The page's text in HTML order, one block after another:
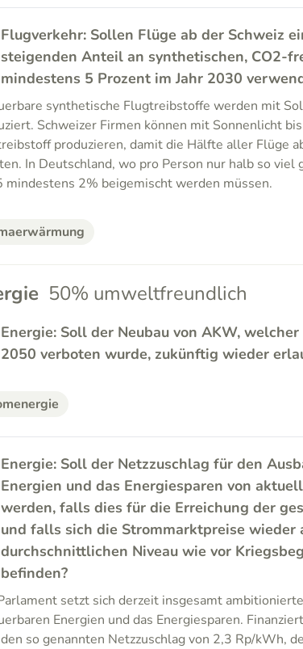
Flugverkehr: Sollen Flüge ab der Schweiz
steigenden Anteil an synthetischen, CO2-
mindestens 5 Prozent im Jahr 2030
synthetische Flugtreibstoffe werden mit
Schweizer Firmen können mit Sonnenlicht
produzieren, damit die Hälfte aller Flüge
In Deutschland, wo pro Person nur halb so
mindestens 2% beigemischt werden müssen.
50% umweltfreundlich
Energie: Soll der Neubau von AKW,
2050 verboten wurde, zukünftig wieder
Energie: Soll der Netzzuschlag für den
Energien und das Energiesparen von
werden, falls dies für die Erreichung der
und falls sich die Strommarktpreise wieder
durchschnittlichen Niveau wie vor
befinden?
setzt sich derzeit insgesamt
Energien und das Energiesparen.
so genannten Netzzuschlag von 2,3 Rp/kWh,